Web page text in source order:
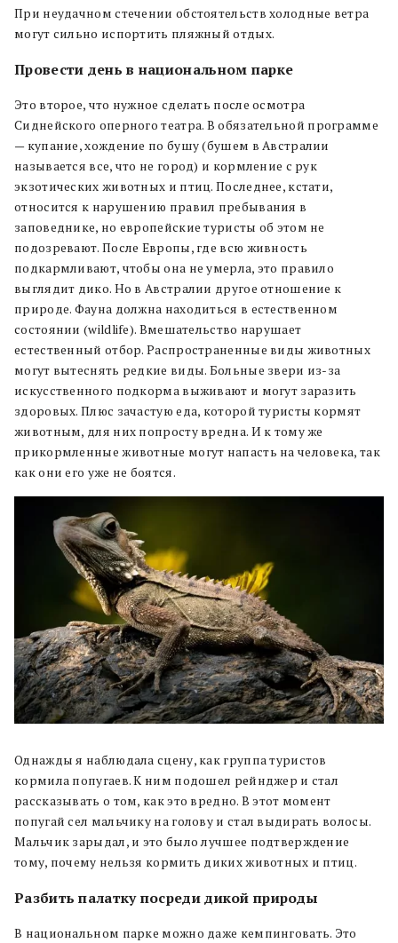
При неудачном стечении обстоятельств холодные ветра
могут сильно испортить пляжный отдых.
Провести день в национальном парке
Это второе, что нужное сделать после осмотра
Сиднейского оперного театра. В обязательной программе
— купание, хождение по бушу (бушем в Австралии
называется все, что не город) и кормление с рук
экзотических животных и птиц. Последнее, кстати,
относится к нарушению правил пребывания в
заповеднике, но европейские туристы об этом не
подозревают. После Европы, где всю живность
подкармливают, чтобы она не умерла, это правило
выглядит дико. Но в Австралии другое отношение к
природе. Фауна должна находиться в естественном
состоянии (wildlife). Вмешательство нарушает
естественный отбор. Распространенные виды животных
могут вытеснять редкие виды. Больные звери из-за
искусственного подкорма выживают и могут заразить
здоровых. Плюс зачастую еда, которой туристы кормят
животным, для них попросту вредна. И к тому же
прикормленные животные могут напасть на человека, так
как они его уже не боятся.
Однажды я наблюдала сцену, как группа туристов
кормила попугаев. К ним подошел рейнджер и стал
рассказывать о том, как это вредно. В этот момент
попугай сел мальчику на голову и стал выдирать волосы.
Мальчик зарыдал, и это было лучшее подтверждение
тому, почему нельзя кормить диких животных и птиц.
Разбить палатку посреди дикой природы
В национальном парке можно даже кемпинговать. Это